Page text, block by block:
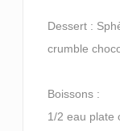
Dessert :
crumble
Boissons :
1/2 eau plate